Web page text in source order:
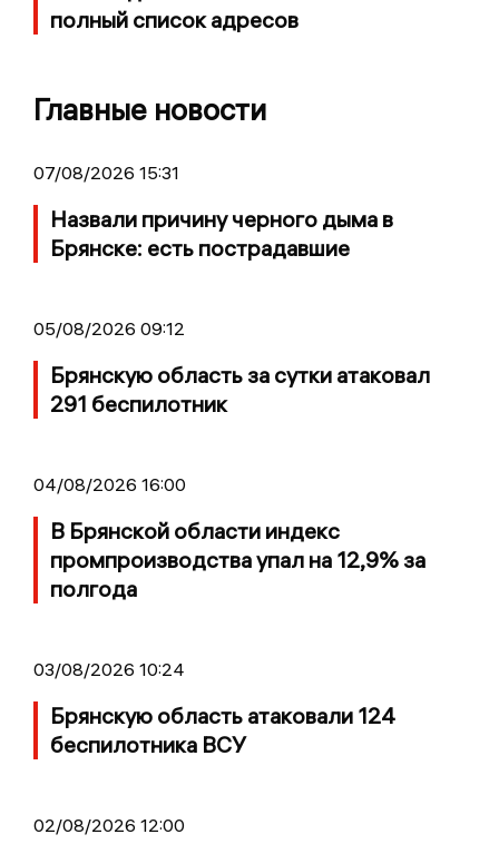
полный список адресов
Главные новости
07/08/2026 15:31
Назвали причину черного дыма в
Брянске: есть пострадавшие
05/08/2026 09:12
Брянскую область за сутки атаковал
291 беспилотник
04/08/2026 16:00
В Брянской области индекс
промпроизводства упал на 12,9% за
полгода
03/08/2026 10:24
Брянскую область атаковали 124
беспилотника ВСУ
02/08/2026 12:00